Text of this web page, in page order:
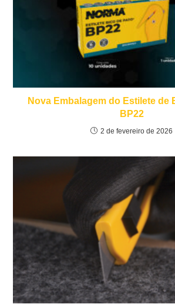
Nova Embalagem do Estilete de
BP22
2 de fevereiro de 2026